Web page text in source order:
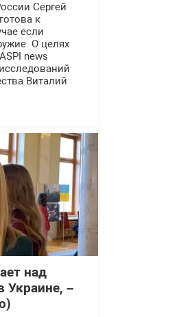
Сергей
к
если
О целях
news
Виталий
над
Украине, –